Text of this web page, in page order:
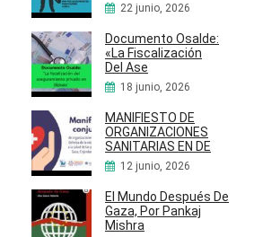
22 junio, 2026
Documento Osalde:
«La Fiscalización
Del Ase
18 junio, 2026
MANIFIESTO DE
ORGANIZACIONES
SANITARIAS EN DE
12 junio, 2026
El Mundo Después De
Gaza, Por Pankaj
Mishra